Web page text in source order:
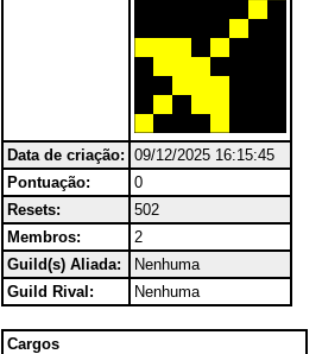
Data de criação: 09/12/2025 16:15:45
Pontuação:
0
Resets:
502
Membros:
2
Guild(s) Aliada:
Nenhuma
Guild Rival:
Nenhuma
Cargos